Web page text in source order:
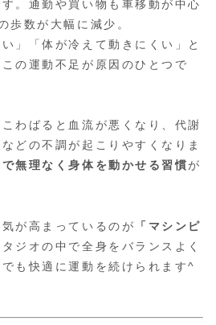
。通勤や買い物も車移動が中心
歩数が大幅に減少。
」「体が冷えて動きにくい」と
の運動不足が原因のひとつで
わばると血流が悪くなり、代謝
どの不調が起こりやすくなりま
無理なく身体を動かせる習慣が
が高まっているのが
「マシンピ
ジオの中で全身をバランスよく
も快適に運動を続けられます^